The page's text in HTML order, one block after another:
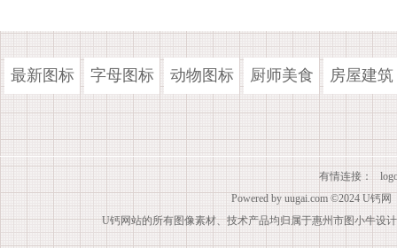
最新图标 字母图标 动物图标 厨师美食 房屋建筑
有情连接：
Powered by uugai.com ©2024 U钙网
U钙网站的所有图像素材、技术产品均归属于惠州市图小牛设